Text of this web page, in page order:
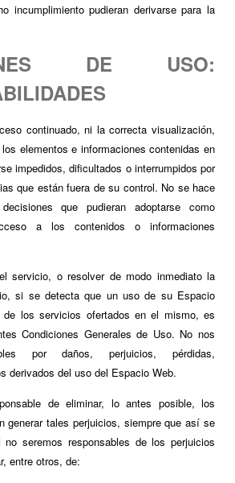
incumplimiento pudieran derivarse para la
DE USO:
continuado, ni la correcta visualización,
elementos e informaciones contenidas en
impedidos, dificultados o interrumpidos por
que están fuera de su control. No se hace
que pudieran adoptarse como
a los contenidos o informaciones
servicio, o resolver de modo inmediato la
si se detecta que un uso de su Espacio
de los servicios ofertados en el mismo, es
Condiciones Generales de Uso. No nos
por daños, perjuicios, pérdidas,
derivados del uso del Espacio Web.
de eliminar, lo antes posible, los
generar tales perjuicios, siempre que así se
seremos responsables de los perjuicios
entre otros, de: